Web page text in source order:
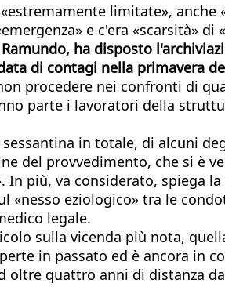
limitate»,
e c'era «scarsità»
ha disposto
di contagi nella primavera
procedere nei confronti di
parte i lavoratori della
in totale, di alcuni
del provvedimento, che si è
In più, va considerato, spiega
«nesso eziologico» tra le
legale.
sulla vicenda più nota,
in passato ed è ancora in
oltre quattro anni di distanza